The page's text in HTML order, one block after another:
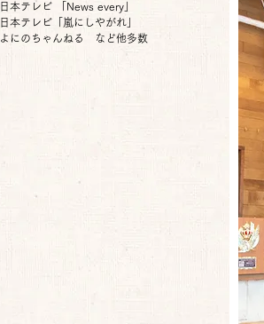
日本テレビ 「News every」
日本テレビ「嵐にしやがれ」
よにのちゃんねる など他多数